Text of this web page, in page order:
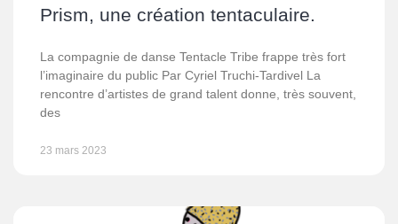
Prism, une création tentaculaire.
La compagnie de danse Tentacle Tribe frappe très fort
l’imaginaire du public Par Cyriel Truchi-Tardivel La
rencontre d’artistes de grand talent donne, très souvent,
des
23 mars 2023